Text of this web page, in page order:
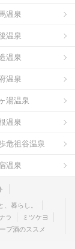
温泉
温泉
温泉
温泉
湯温泉
温泉
危祖谷温泉
温泉
、暮らし。
ラ
ミツケヨ
ブ酒のススメ